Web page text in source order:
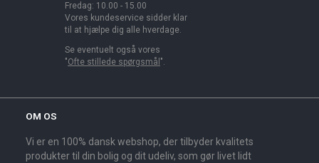
Fredag: 10.00 - 15.00
Vores kundeservice sidder klar
til at hjælpe dig alle hverdage.
Se eventuelt også vores
"Ofte stillede spørgsmål ".
OM OS
Vi er en 100% dansk webshop, der tilbyder kvalitets
produkter til din bolig og dit udeliv, som gør livet lidt